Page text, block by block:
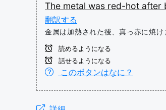
The metal was red-hot after
翻訳する
金属は加熱された後、真っ赤に焼け
読めるようになる
話せるようになる
このボタンはなに？